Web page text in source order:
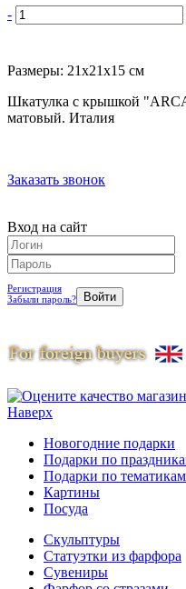
-
Размеры: 21х21х15 см
Шкатулка с крышкой
матовый. Италия
Заказать звонок
Вход на сайт
Регистрация
Забыли пароль?
Наверх
Новогодние подарки
Подарки по
Подарки по тематикам
Картины
Посуда
Скульптуры
Статуэтки из фарфора
Сувениры